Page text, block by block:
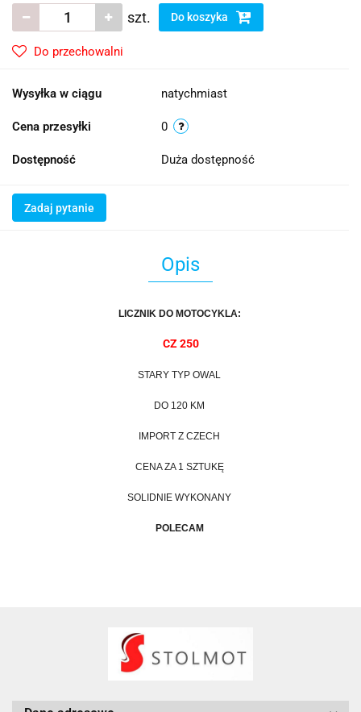
szt. Do koszyka
Do przechowalni
Wysyłka w ciągu natychmiast
Cena przesyłki 0
Dostępność Duża dostępność
Zadaj pytanie
Opis
LICZNIK DO MOTOCYKLA:
CZ 250
STARY TYP OWAL
DO 120 KM
IMPORT Z CZECH
CENA ZA 1 SZTUKĘ
SOLIDNIE WYKONANY
POLECAM